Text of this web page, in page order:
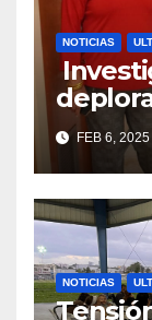
NOTICIAS
de la
FEB 6, 2025
NOTICIAS